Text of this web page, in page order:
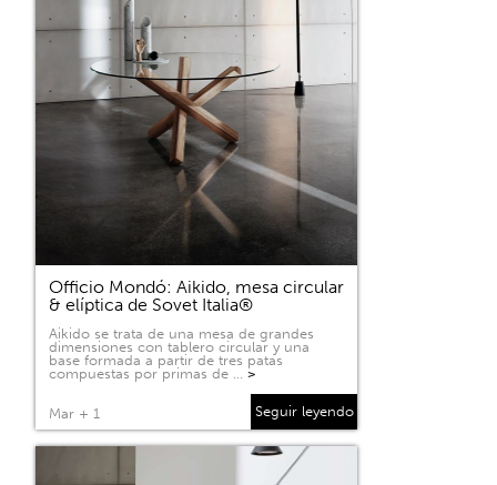
Officio Mondó: Aikido, mesa circular
& elíptica de Sovet Italia®
Aikido se trata de una mesa de grandes
dimensiones con tablero circular y una
base formada a partir de tres patas
compuestas por primas de … >
Mar + 1 Seguir leyendo